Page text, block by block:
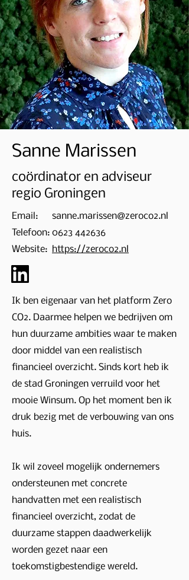
Sanne Marissen
coördinator en adviseur
regio Groningen
Email:
sanne.marissen@zeroco2.nl
Telefoon: 0623 442636
Website: https://zeroco2.nl
Ik ben eigenaar van het platform Zero
CO2. Daarmee helpen we bedrijven om
hun duurzame ambities waar te maken
door middel van een realistisch
financieel overzicht. Sinds kort heb ik
de stad Groningen verruild voor het
mooie Winsum. Op het moment ben ik
druk bezig met de verbouwing van ons
huis.
Ik wil zoveel mogelijk ondernemers
ondersteunen met concrete
handvatten met een realistisch
financieel overzicht, zodat de
duurzame stappen daadwerkelijk
worden gezet naar een
toekomstigbestendige wereld.